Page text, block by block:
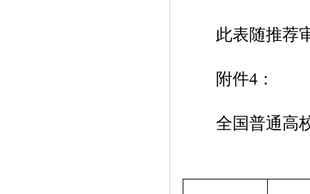
此表随推荐审
附件4：
全国普通高校